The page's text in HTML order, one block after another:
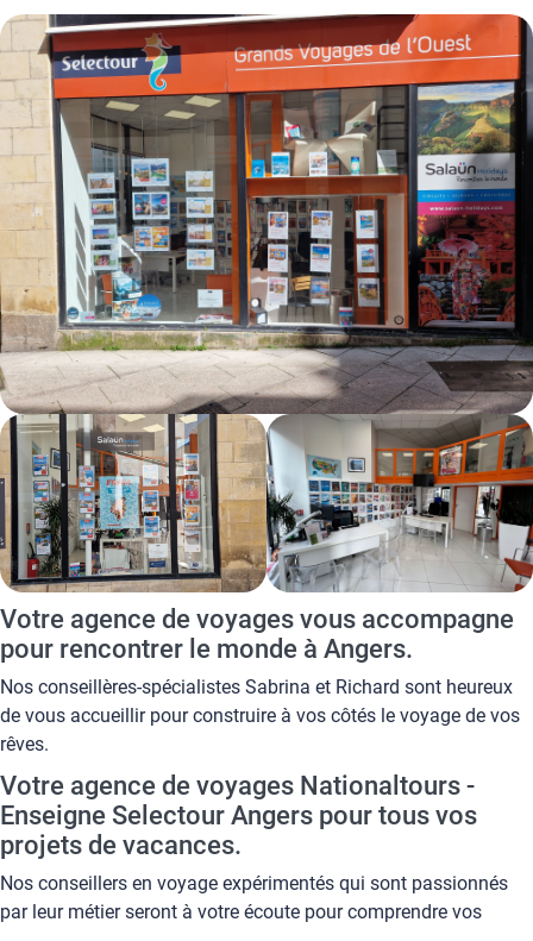
Votre agence de voyages vous accompagne
pour rencontrer le monde à Angers.
Nos conseillères-spécialistes Sabrina et Richard sont heureux
de vous accueillir pour construire à vos côtés le voyage de vos
rêves.
Votre agence de voyages Nationaltours -
Enseigne Selectour Angers pour tous vos
projets de vacances.
Nos conseillers en voyage expérimentés qui sont passionnés
par leur métier seront à votre écoute pour comprendre vos